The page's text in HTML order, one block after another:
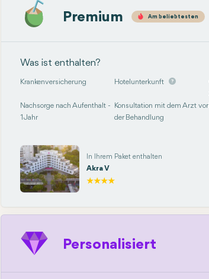
Premium Am beliebtesten
Was ist enthalten?
Krankenversicherung Hotelunterkunft
Nachsorge nach Aufenthalt -
1 Jahr
Konsultation mit dem Arzt vor
der Behandlung
In Ihrem Paket enthalten
Akra V
Personalisiert